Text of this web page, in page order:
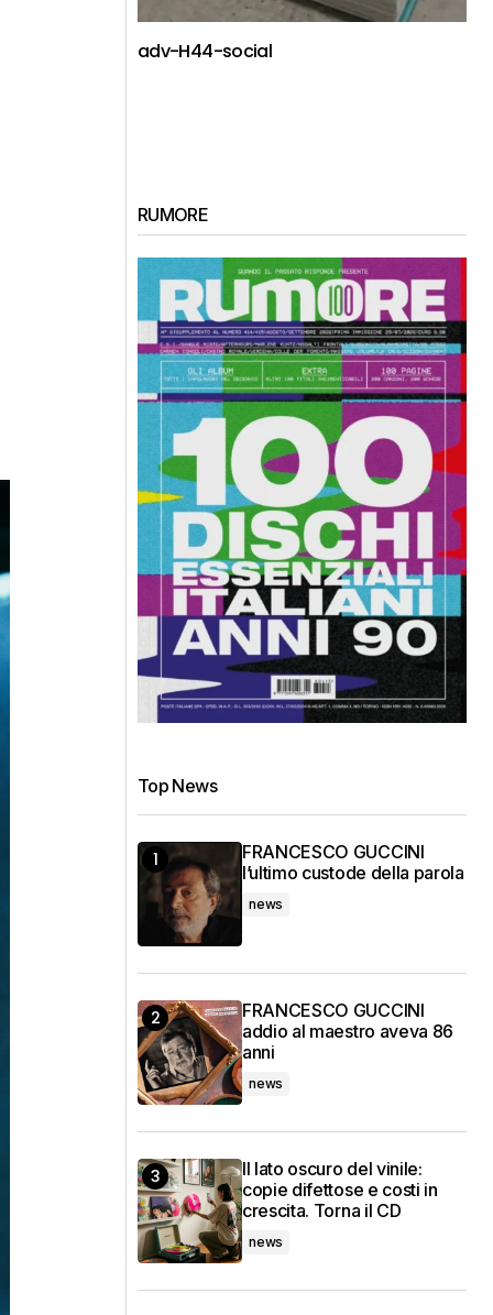
adv-H44-social
RUMORE
Top News
FRANCESCO GUCCINI
l’ultimo custode della parola
news
FRANCESCO GUCCINI
addio al maestro aveva 86
anni
news
Il lato oscuro del vinile:
copie difettose e costi in
crescita. Torna il CD
news